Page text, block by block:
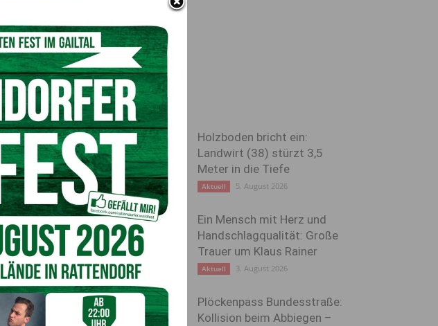
© pixabay
knapp 130.000
Die
werden.
Zuschlag für
Holzboden bricht ein:
Landwirt (38) stürzt 3,5
Meter in die Tiefe
Aktuell 5. August 2026
Ein Mensch mit Herz und
Handschlagqualität: Große
Trauer um Klaus Rainer
Aktuell 3. August 2026
Plöckenpass Bundesstraße:
Kollision beim Abbiegen –